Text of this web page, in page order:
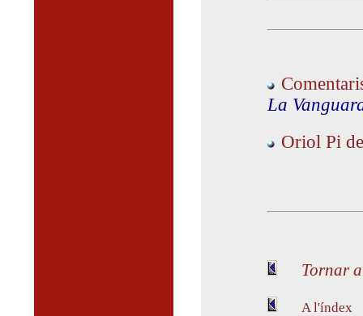
La
Oriol Pi
Tornar
A l'índex